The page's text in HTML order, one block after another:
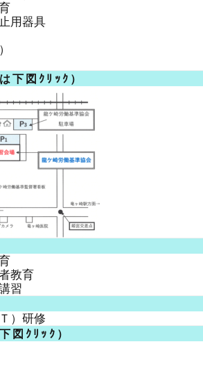
用器具
下図ｸﾘｯｸ）
教育
習
）研修
図ｸﾘｯｸ）